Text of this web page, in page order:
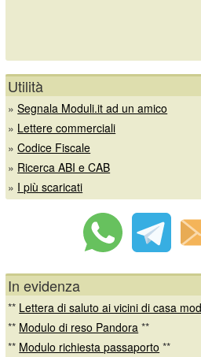
Utilità
»Segnala Moduli.it ad un amico
» Lettere commerciali
»Codice Fiscale
» Ricerca ABI e CAB
» I più scaricati
In evidenza
** Lettera di saluto ai vicini di casa
** Modulo di reso Pandora **
** Modulo richiesta passaporto **